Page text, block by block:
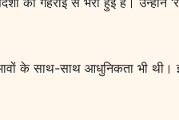
के साथ-साथ आधुनिकता भी थी।